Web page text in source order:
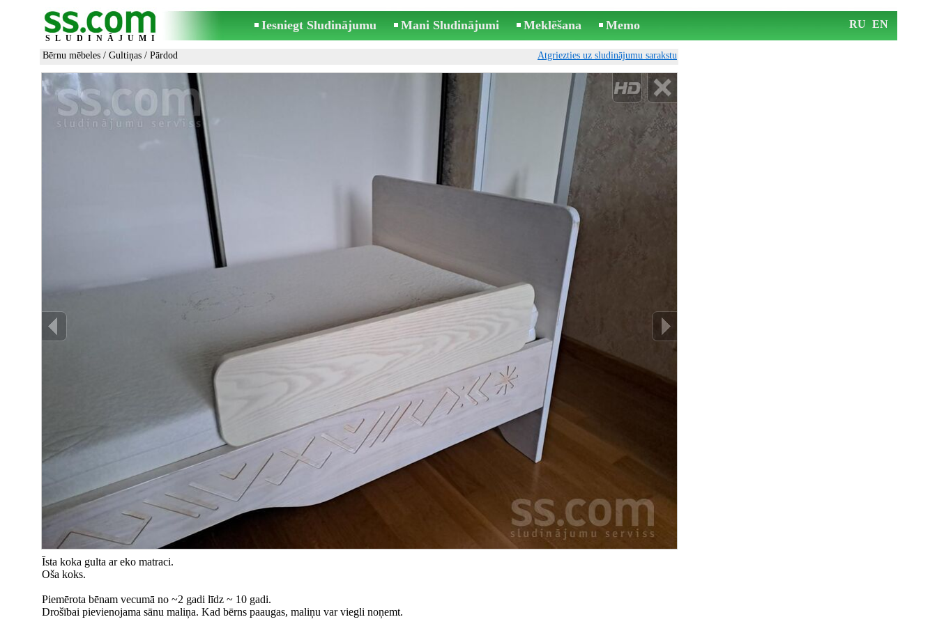
SLUDINĀJUMI
Iesniegt Sludinājumu Mani Sludinājumi Meklēšana Memo RU EN
Bērnu mēbeles / Gultiņas / Pārdod Atgriezties uz sludinājumu sarakstu
Īsta koka gulta ar eko matraci.
Oša koks.
Piemērota bēnam vecumā no ~2 gadi līdz ~ 10 gadi.
Drošībai pievienojama sānu maliņa. Kad bērns paaugas, maliņu var viegli noņemt.